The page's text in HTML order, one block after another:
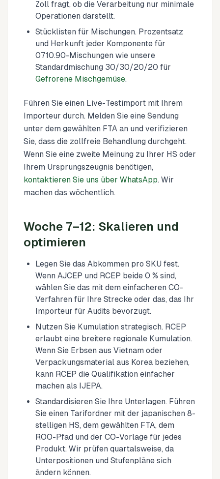
Zoll fragt, ob die Verarbeitung nur minimale
Operationen darstellt.
Stücklisten für Mischungen. Prozentsatz
und Herkunft jeder Komponente für
0710.90-Mischungen wie unsere
Standardmischung 30/30/20/20 für
Gefrorene Mischgemüse.
Führen Sie einen Live-Testimport mit Ihrem
Importeur durch. Melden Sie eine Sendung
unter dem gewählten FTA an und verifizieren
Sie, dass die zollfreie Behandlung durchgeht.
Wenn Sie eine zweite Meinung zu Ihrer HS oder
Ihrem Ursprungszeugnis benötigen,
kontaktieren Sie uns über WhatsApp. Wir
machen das wöchentlich.
Woche 7–12: Skalieren und
optimieren
Legen Sie das Abkommen pro SKU fest.
Wenn AJCEP und RCEP beide 0 % sind,
wählen Sie das mit dem einfacheren CO-
Verfahren für Ihre Strecke oder das, das Ihr
Importeur für Audits bevorzugt.
Nutzen Sie Kumulation strategisch. RCEP
erlaubt eine breitere regionale Kumulation.
Wenn Sie Erbsen aus Vietnam oder
Verpackungsmaterial aus Korea beziehen,
kann RCEP die Qualifikation einfacher
machen als IJEPA.
Standardisieren Sie Ihre Unterlagen. Führen
Sie einen Tarifordner mit der japanischen 8-
stelligen HS, dem gewählten FTA, dem
ROO-Pfad und der CO-Vorlage für jedes
Produkt. Wir prüfen quartalsweise, da
Unterpositionen und Stufenpläne sich
ändern können.